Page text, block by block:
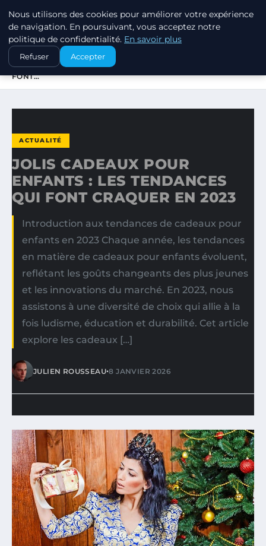
SWISSTALES
ACCUEIL
ACTUALITÉ
JOLIS CADEAUX POUR ENFANTS : LES TENDANCES QUI
FONT…
ACTUALITÉ
JOLIS CADEAUX POUR
ENFANTS : LES TENDANCES
QUI FONT CRAQUER EN 2023
Introduction aux tendances de cadeaux pour
enfants en 2023 Chaque année, les tendances
en matière de cadeaux pour enfants évoluent,
reflétant les goûts changeants des plus jeunes
et les innovations du marché. En 2023, nous
assistons à une diversité de choix qui allie à la
fois ludisme, éducation et durabilité. Cet article
explore les cadeaux […]
JULIEN ROUSSEAU•8 JANVIER 2026
Nous utilisons des cookies pour améliorer votre expérience
de navigation. En poursuivant, vous acceptez notre
politique de confidentialité. En savoir plus
Refuser Accepter